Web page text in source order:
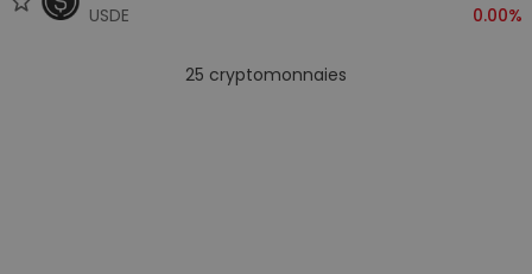
USDE
0.00%
25 cryptomonnaies